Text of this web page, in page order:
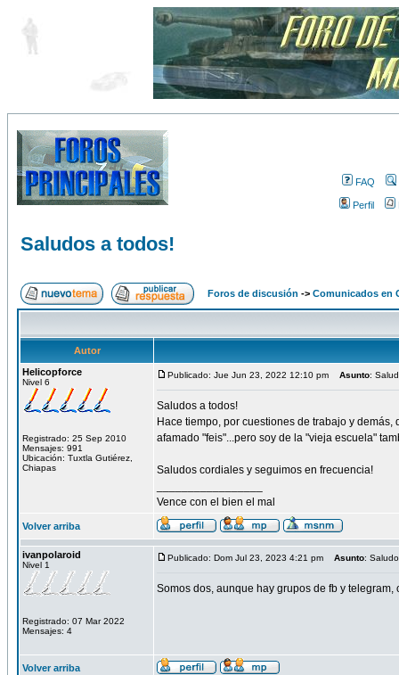
FAQ
Perfil
Saludos a todos!
Foros de discusión -> Comunicados en
Autor
Helicopforce
Nivel 6
Registrado: 25 Sep 2010
Mensajes: 991
Ubicación: Tuxtla Gutiérez,
Chiapas
Publicado: Jue Jun 23, 2022 12:10 pm Asunto:
Saludos a todos!
Hace tiempo, por cuestiones de trabajo y
afamado "feis"...pero soy de la "vieja escuela"
Saludos cordiales y seguimos en frecuencia!
Vence con el bien el mal
Volver arriba
ivanpolaroid
Nivel 1
Registrado: 07 Mar 2022
Mensajes: 4
Publicado: Dom Jul 23, 2023 4:21 pm Asunto:
Somos dos, aunque hay grupos de fb y
Volver arriba